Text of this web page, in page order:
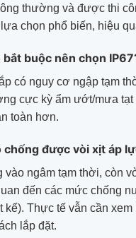
thường và được thi
chọn phổ biến, hiệu
bắt buộc nên chọn
có nguy cơ ngập tạm
cực kỳ ẩm ướt/mưa
toàn hơn.
chống được vòi xịt áp
vào ngâm tạm thời, còn
đến các mức chống
kế). Thực tế vẫn cần
lắp đặt.